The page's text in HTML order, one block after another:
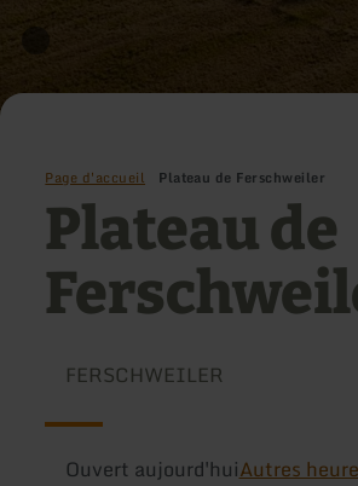
Page d'accueil Plateau de Ferschweiler
Plateau de
FERSCHWEILER
Ouvert aujourd'huiAutres